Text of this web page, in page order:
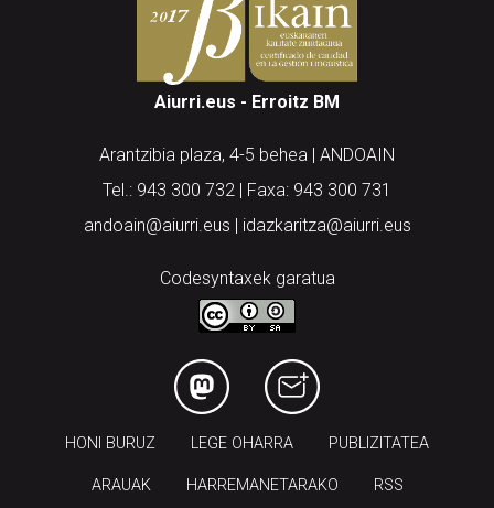
Aiurri.eus - Erroitz BM
Arantzibia plaza, 4-5 behea | ANDOAIN
Tel.: 943 300 732 | Faxa: 943 300 731
andoain@aiurri.eus | idazkaritza@aiurri.eus
Codesyntaxek garatua
HONI BURUZ LEGE OHARRA PUBLIZITATEA
ARAUAK HARREMANETARAKO RSS